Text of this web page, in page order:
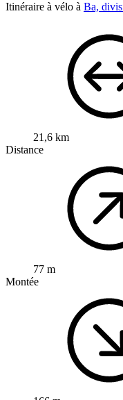
Itinéraire à vélo à Ba,
21,6 km
Distance
77 m
Montée